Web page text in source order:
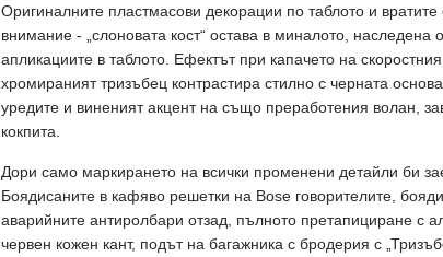
Оригиналните пластмасови декорации по таблото и
внимание - „слоновата кост“ остава в миналото, наследена
апликациите в таблото. Ефектът при капачето на
хромираният тризъбец контрастира стилно с черната
уредите и виненият акцент на също преработения волан,
кокпита.
Дори само маркирането на всички променени детайли би
Боядисаните в кафяво решетки на Bose говорителите,
аварийните антиролбари отзад, пълното претапициране с
червен кожен кант, подът на багажника с бродерия с